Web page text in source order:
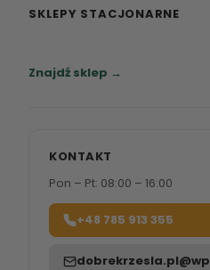
SKLEPY STACJONARNE
Znajdź sklep →
KONTAKT
Pon – Pt: 08:00 – 16:00
+48 785 913 355